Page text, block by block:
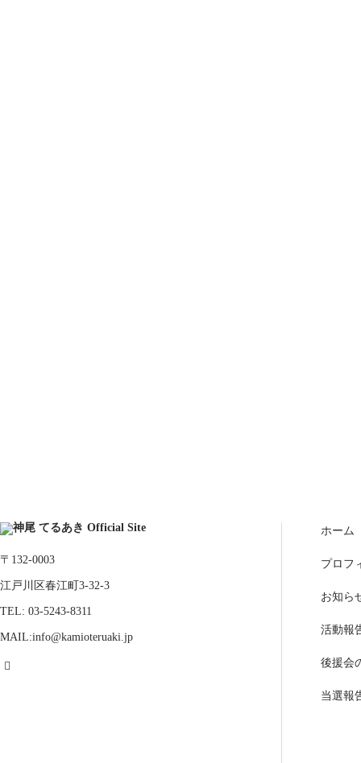
〒132-0003
江戸川区春江町3-32-3
TEL: 03-5243-8311
MAIL:info@kamioteruaki.jp
ホーム
プロフ
お知ら
活動報
後援会
当選報